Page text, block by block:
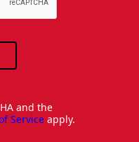
and the
Service apply.